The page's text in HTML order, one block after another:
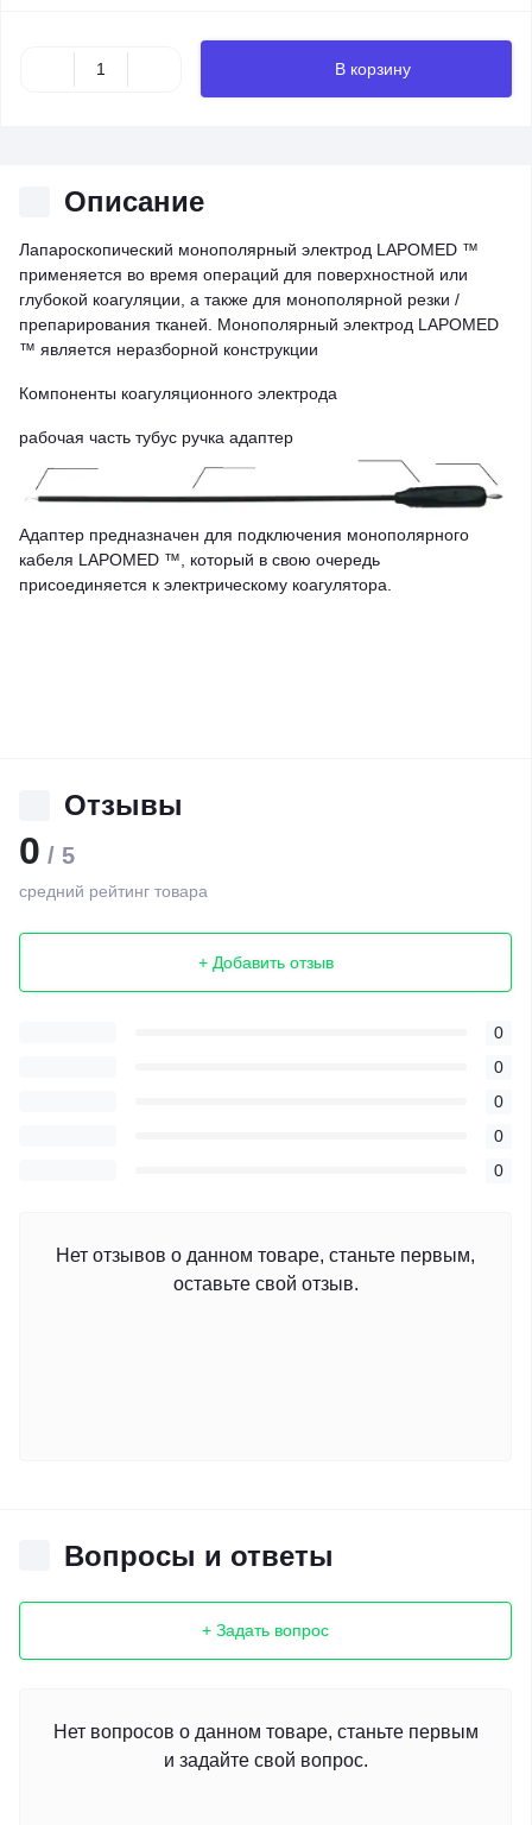
В корзину
Описание
Лапароскопический монополярный электрод LAPOMED ™
применяется во время операций для поверхностной или
глубокой коагуляции, а также для монополярной резки /
препарирования тканей. Монополярный электрод LAPOMED
™ является неразборной конструкции
Компоненты коагуляционного электрода
рабочая часть тубус ручка адаптер
Адаптер предназначен для подключения монополярного
кабеля LAPOMED ™, который в свою очередь
присоединяется к электрическому коагулятора.
Отзывы
0 / 5
средний рейтинг товара
+ Добавить отзыв
0
0
0
0
0
Нет отзывов о данном товаре, станьте первым,
оставьте свой отзыв.
Вопросы и ответы
+ Задать вопрос
Нет вопросов о данном товаре, станьте первым
и задайте свой вопрос.